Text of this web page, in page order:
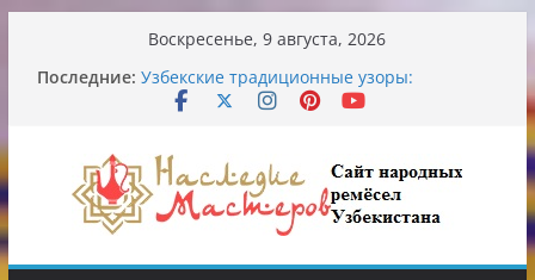
содержимому
Воскресенье, 9 августа, 2026
Последние: Узбекские традиционные узоры:
символика и происхождение
Опасная диета Алины Загитовой
От знахарей до университетских клиник
Обрушение на одном из ключевых
перекрёстков Ташкента: перекрыт
путепровод на Буюк Ипак Йули